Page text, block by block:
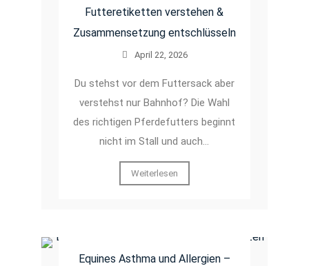
Futteretiketten verstehen &
Zusammensetzung entschlüsseln
April 22, 2026
Du stehst vor dem Futtersack aber
verstehst nur Bahnhof? Die Wahl
des richtigen Pferdefutters beginnt
nicht im Stall und auch…
Weiterlesen
Equines Asthma und Allergien –